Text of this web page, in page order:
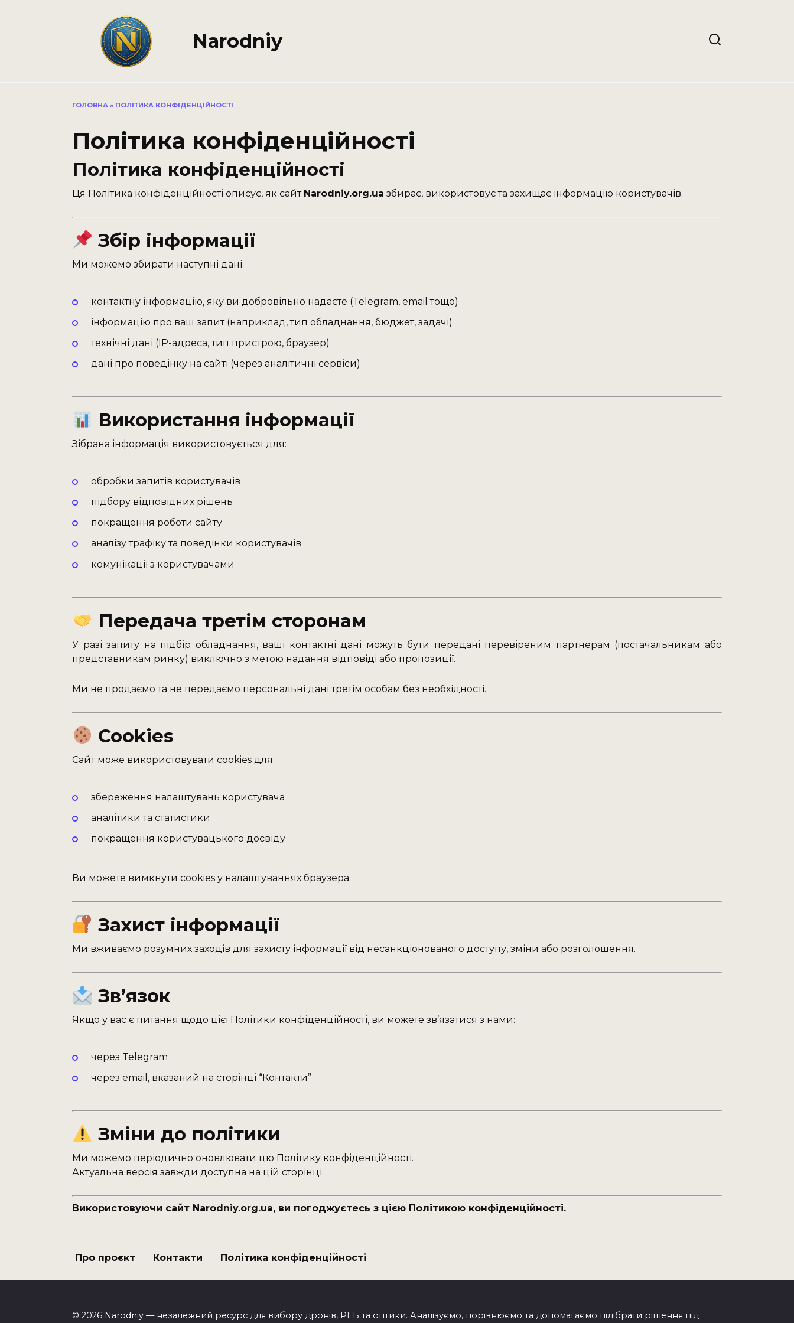
Narodniy
ГОЛОВНА » ПОЛІТИКА КОНФІДЕНЦІЙНОСТІ
Політика конфіденційності
Політика конфіденційності
Ця Політика конфіденційності описує, як сайт Narodniy.org.ua збирає, використовує та захищає інформацію користувачів.
Збір інформації
Ми можемо збирати наступні дані:
контактну інформацію, яку ви добровільно надаєте (Telegram, email тощо)
інформацію про ваш запит (наприклад, тип обладнання, бюджет, задачі)
технічні дані (IP-адреса, тип пристрою, браузер)
дані про поведінку на сайті (через аналітичні сервіси)
Використання інформації
Зібрана інформація використовується для:
обробки запитів користувачів
підбору відповідних рішень
покращення роботи сайту
аналізу трафіку та поведінки користувачів
комунікації з користувачами
Передача третім сторонам
У разі запиту на підбір обладнання, ваші контактні дані можуть бути передані перевіреним партнерам (постачальникам або
представникам ринку) виключно з метою надання відповіді або пропозиції.
Ми не продаємо та не передаємо персональні дані третім особам без необхідності.
Cookies
Сайт може використовувати cookies для:
збереження налаштувань користувача
аналітики та статистики
покращення користувацького досвіду
Ви можете вимкнути cookies у налаштуваннях браузера.
Захист інформації
Ми вживаємо розумних заходів для захисту інформації від несанкціонованого доступу, зміни або розголошення.
Зв’язок
Якщо у вас є питання щодо цієї Політики конфіденційності, ви можете зв’язатися з нами:
через Telegram
через email, вказаний на сторінці “Контакти”
Зміни до політики
Ми можемо періодично оновлювати цю Політику конфіденційності.
Актуальна версія завжди доступна на цій сторінці.
Використовуючи сайт Narodniy.org.ua, ви погоджуєтесь з цією Політикою конфіденційності.
Про проєкт Контакти Політика конфіденційності
© 2026 Narodniy — незалежний ресурс для вибору дронів, РЕБ та оптики. Аналізуємо, порівнюємо та допомагаємо підібрати рішення під